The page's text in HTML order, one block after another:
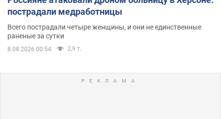
пострадали медработницы
Всего пострадали четыре женщины, и они не единственные
раненые за сутки
8.08.2026 00:54 2,9 т.